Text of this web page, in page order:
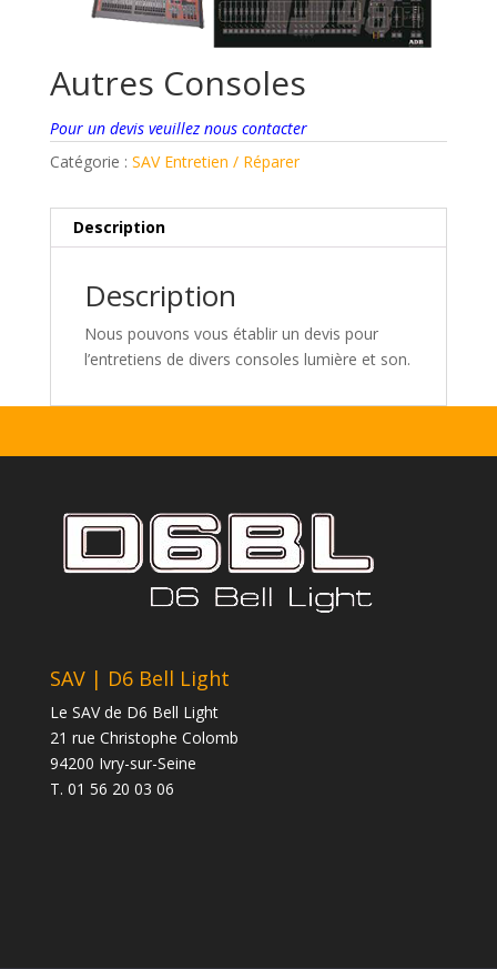
Autres Consoles
Pour un devis veuillez nous contacter
Catégorie : SAV Entretien / Réparer
Description
Description
Nous pouvons vous établir un devis pour
l’entretiens de divers consoles lumière et son.
SAV | D6 Bell Light
Le SAV de D6 Bell Light
21 rue Christophe Colomb
94200 Ivry-sur-Seine
T. 01 56 20 03 06